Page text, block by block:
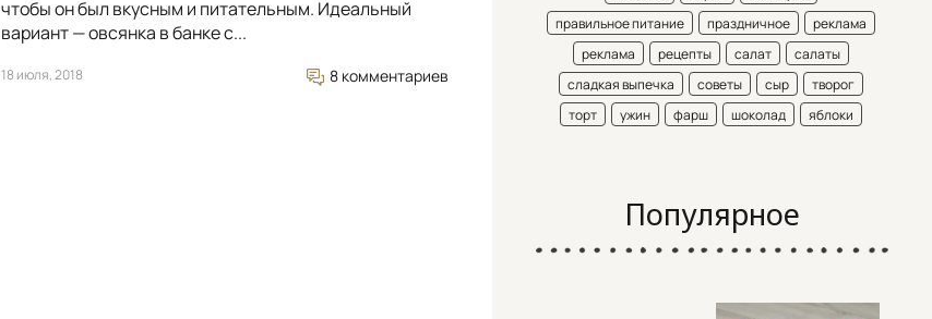
чтобы он был вкусным и питательным. Идеальный
вариант — овсянка в банке с...
18 июля, 2018 8 комментариев
правильное питание
праздничное
реклама
реклама
рецепты салат
салаты
сладкая выпечка
советы сыр
творог
торт
ужин фарш шоколад яблоки
Популярное